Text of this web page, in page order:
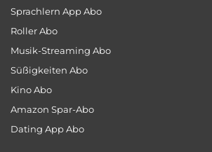
Sprachlern App Abo
Roller Abo
Musik-Streaming Abo
Süßigkeiten Abo
Kino Abo
Amazon Spar-Abo
Dating App Abo